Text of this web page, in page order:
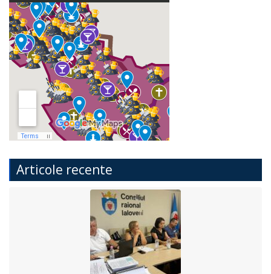
Articole recente